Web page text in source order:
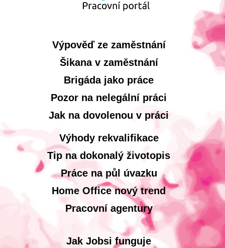
Výpověď ze zaměstnání
Šikana v zaměstnání
Brigáda jako práce
Pozor na nelegální práci
Jak na dovolenou v práci
Výhody rekvalifikace
Tip na dokonalý životopis
Práce na půl úvazku
Home Office nový trend
Pracovní agentury
Jak Jobsi funguje